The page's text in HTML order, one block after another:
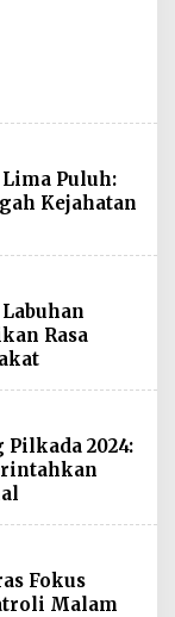
Puluh:
Kejahatan
Rasa
2024:
Fokus
Malam